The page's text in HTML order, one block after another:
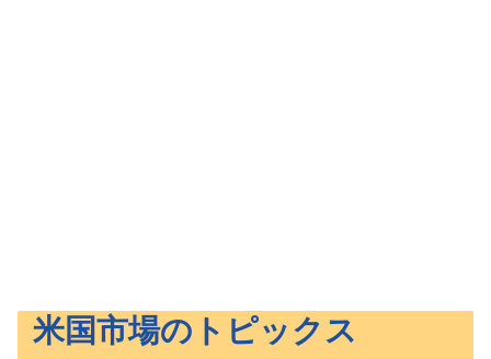
米国市場のトピックス